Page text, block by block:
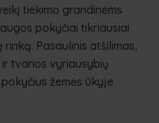
tiekimo grandinėms
pokyčiai tikriausiai
Pasaulinis atšilimas,
tvarios vyriausybių
žemės ūkyje